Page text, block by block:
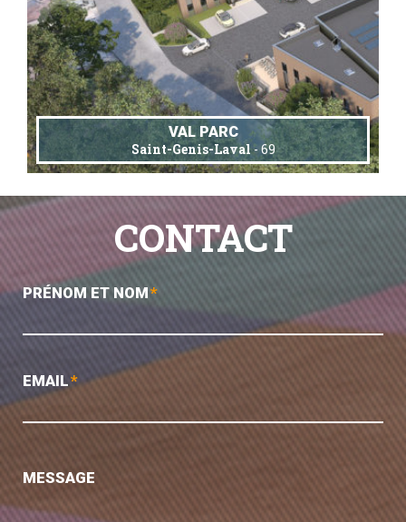
VAL PARC
Saint-Genis-Laval- 69
CONTACT
PRÉNOM ET NOM*
EMAIL*
MESSAGE